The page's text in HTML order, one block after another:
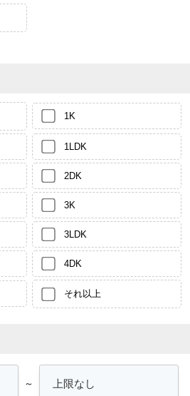
1K
1LDK
2DK
3K
3LDK
4DK
それ以上
～